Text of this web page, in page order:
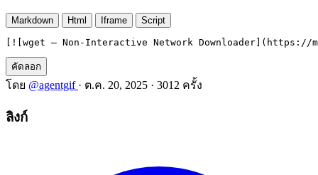
Markdown Html Iframe Script
[![wget — Non-Interactive Network
คัดลอก
โดย @agentgif · ต.ค. 20, 2025 · 3012 ครั้ง
ลิงก์